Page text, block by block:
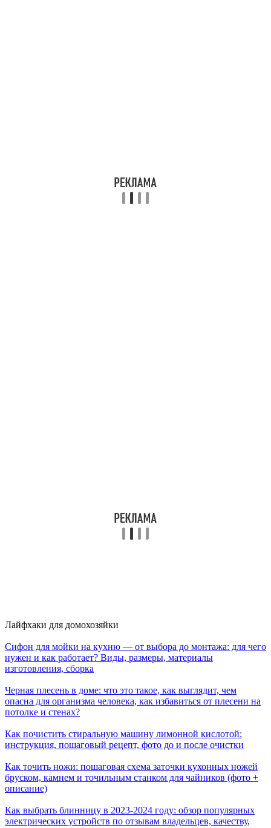
Лайфхаки для домохозяйки
Сифон для мойки на кухню — от выбора до монтажа: для чего
нужен и как работает? Виды, размеры, материалы
изготовления, сборка
Черная плесень в доме: что это такое, как выглядит, чем
опасна для организма человека, как избавиться от плесени на
потолке и стенах?
Как почистить стиральную машину лимонной кислотой:
инструкция, пошаговый рецепт, фото до и после очистки
Как точить ножи: пошаговая схема заточки кухонных ножей
бруском, камнем и точильным станком для чайников (фото +
описание)
Как выбрать блинницу в 2023-2024 году: обзор популярных
электрических устройств по отзывам владельцев, качеству,